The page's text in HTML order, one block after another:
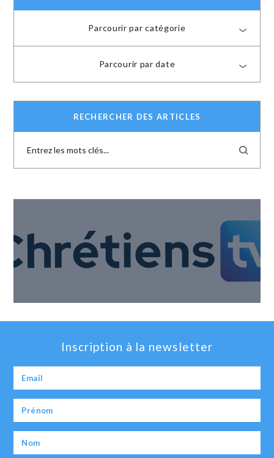
Parcourir par catégorie
Parcourir par date
RECHERCHER DES ARTICLES
Inscription à la newsletter